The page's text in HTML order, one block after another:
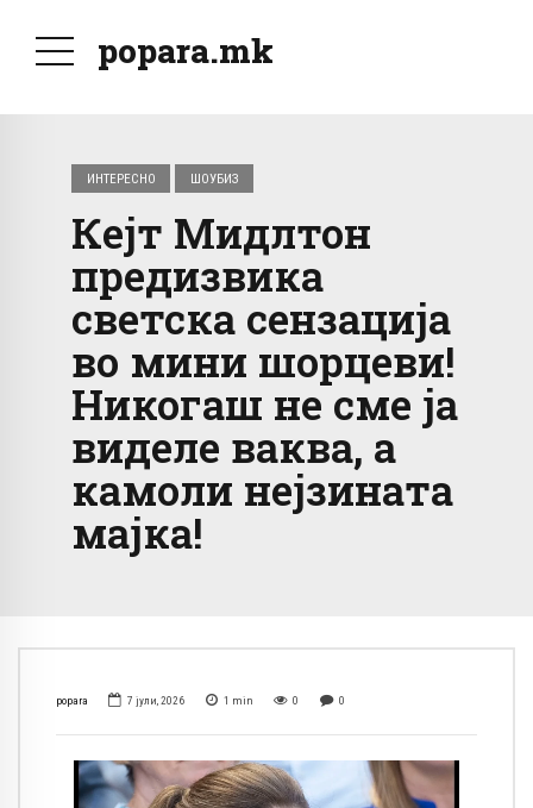
popara.mk
ИНТЕРЕСНО ШОУБИЗ
Кејт Мидлтон
предизвика
светска сензација
во мини шорцеви!
Никогаш не сме ја
виделе ваква, а
камоли нејзината
мајка!
popara 7 јули, 2026 1 min 0 0